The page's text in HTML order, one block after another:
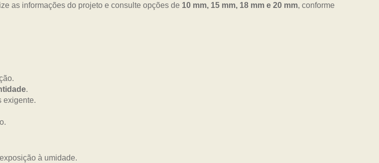
as informações do projeto e consulte opções de 10 mm, 15 mm, 18 mm e 20 mm, conforme
.
exigente.
à umidade.